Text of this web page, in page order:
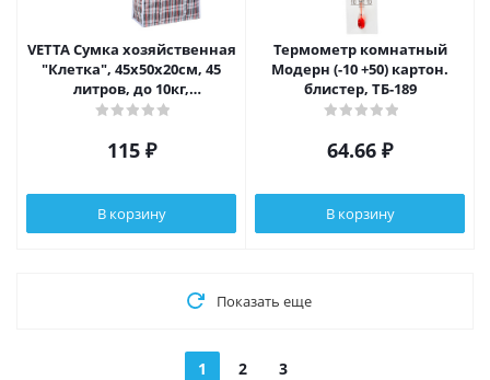
VETTA Сумка хозяйственная
"Клетка", 45x50x20см, 45
литров, до 10кг,
полипропилен, 2 цвета
115₽
В корзину
Термометр комнатный
Модерн (-10 +50) картон.
блистер, ТБ-189
64.66 ₽
В корзину
Показать еще
1 2 3